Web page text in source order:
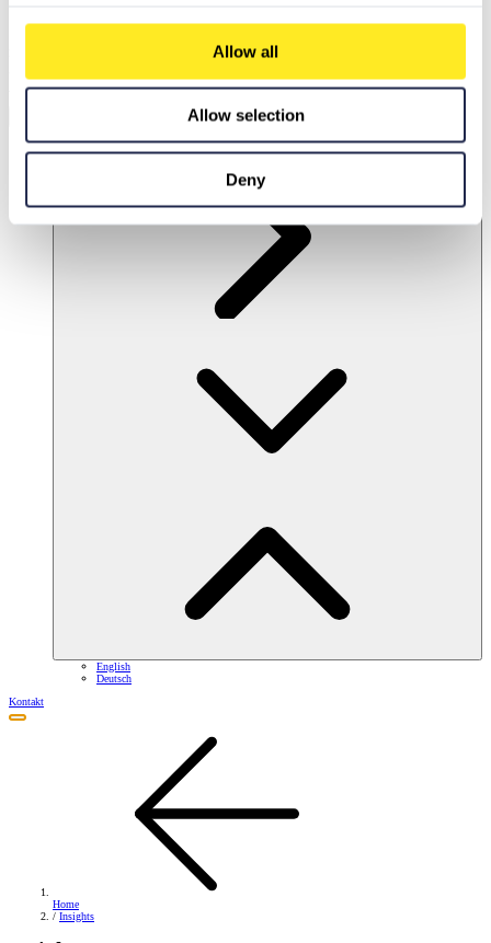
Allow all
Allow selection
Deny
UnsereChatbot-gestützte Suchmaschineliefertpräzise Antworten und intelligente Lösungen.
Aktivieren Sie Marketing-Cookies, um die volle Leistungsfähigkeit von PCG.io zu nutzen.
Marketing-Cookies akzeptieren
DE
English
Deutsch
Kontakt
Home
/ Insights